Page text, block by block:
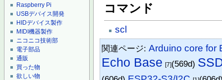
Raspberry Pi
USBデバイス開発
HIDデバイス製作
MIDI機器製作
ニコニコ技術部
電子部品
通販
買った物
欲しい物
コマンド
scl
関連ページ:Arduino core for
Echo Base [7](569d)